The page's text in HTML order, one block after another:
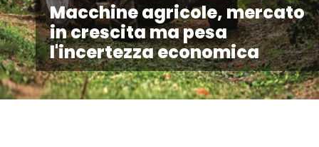
Macchine agricole, mercato
in crescita ma pesa
l'incertezza economica